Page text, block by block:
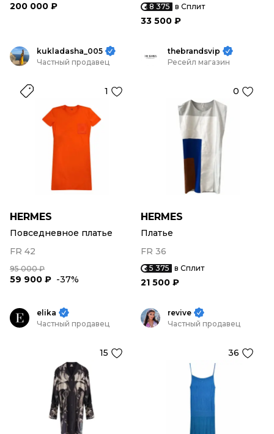
200 000 ₽
8 375 в Сплит
33 500 ₽
kukladasha_005
Частный продавец
1
HERMES
Повседневное платье
FR 42
95 000 ₽
59 900 ₽ -37%
thebrandsvip
Ресейл магазин
0
HERMES
Платье
FR 36
5 375 в Сплит
21 500 ₽
elika
Частный продавец
15
revive
Частный продавец
36